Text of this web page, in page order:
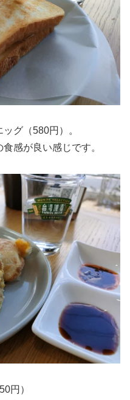
グ（580円）。
感が良い感じです。
円）